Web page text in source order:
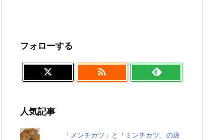
フォローする

人気記事
「メンチカツ」と「ミンチカツ」の違